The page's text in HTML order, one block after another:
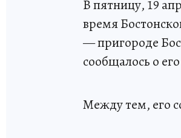
В пятницу, 19
время
— пригороде
сообщалось о
Между тем, его